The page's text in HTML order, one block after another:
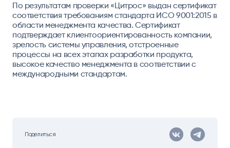
Поделиться
По результатам проверки «Цитрос» выдан сертификат
соответствия требованиям стандарта ИСО 9001:2015 в
области менеджмента качества. Сертификат
подтверждает клиентоориентированность компании,
зрелость системы управления, отстроенные
процессы на всех этапах разработки продукта,
высокое качество менеджмента в соответствии с
международными стандартам.